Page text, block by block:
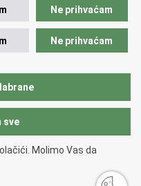
Ne prihvaćam
Ne prihvaćam
sve
Molimo Vas da